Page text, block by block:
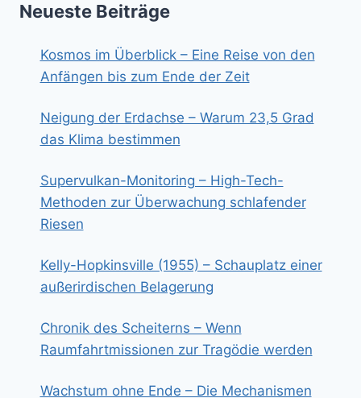
Neueste Beiträge
Kosmos im Überblick – Eine Reise von den
Anfängen bis zum Ende der Zeit
Neigung der Erdachse – Warum 23,5 Grad
das Klima bestimmen
Supervulkan-Monitoring – High-Tech-
Methoden zur Überwachung schlafender
Riesen
Kelly-Hopkinsville (1955) – Schauplatz einer
außerirdischen Belagerung
Chronik des Scheiterns – Wenn
Raumfahrtmissionen zur Tragödie werden
Wachstum ohne Ende – Die Mechanismen